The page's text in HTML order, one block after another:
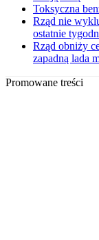
Toksyczna
Rząd nie
ostatnie
Rząd obniży
zapadną lada
Promowane treści